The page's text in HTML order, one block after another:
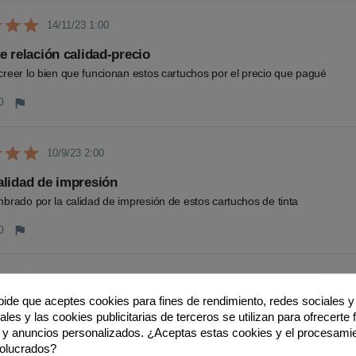
14/11/23 1:00
relación calidad-precio
lo bien que funcionan estos cartuchos por el precio que pagué
flag
10/9/23 2:00
de impresión
por la calidad de impresión de estos cartuchos de tinta
flag
costes
significativamente mis gastos en cartuchos sin sacrificar la calidad
que aceptes cookies para fines de rendimiento, redes sociales
y las cookies publicitarias de terceros se utilizan para ofrecerte
anuncios personalizados. ¿Aceptas estas cookies y el